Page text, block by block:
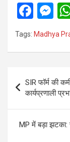
F
a
ce
o
o
k
M
es
se
g
er
Tags: Madhya
navigation
SIR फॉर्म की
कार्यप्रणाली
MP में बड़ा झटका: